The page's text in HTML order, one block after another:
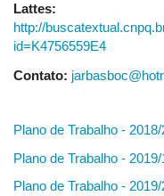
Lattes:
http://
id=K4756559E4
Contato:
Plano de Trabalho - 2018/
Plano de Trabalho - 2019/
Plano de Trabalho - 2019/